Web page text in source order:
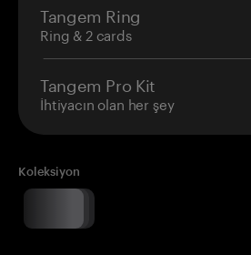
Tangem Ring
Ring & 2 cards
Tangem Pro Kit
İhtiyacın olan her şey
Koleksiyon